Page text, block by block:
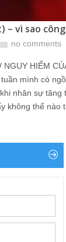
– vì sao
no comments
HIỂM
mình có
nhân sự tăng
không thể nào